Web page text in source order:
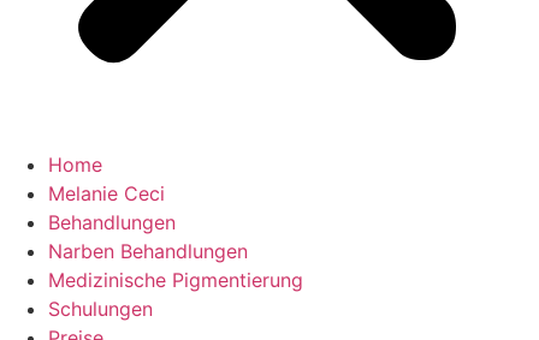
Home
Melanie Ceci
Behandlungen
Narben Behandlungen
Medizinische Pigmentierung
Schulungen